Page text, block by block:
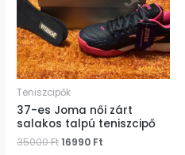
Teniszcipők
37-es Joma női zárt
salakos talpú teniszcipő
35000Ft16990 Ft